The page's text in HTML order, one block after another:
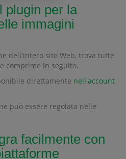
plugin per la
immagini
dell'intero sito Web, trova tutte
comprime in seguito.
direttamente nell'account
può essere regolata nelle
facilmente con